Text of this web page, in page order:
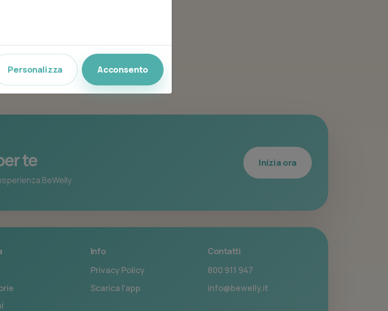
te
BeWelly.
Inizia ora
Info
Privacy Policy
Scarica l'app
Contatti
800 911 947
info@bewelly.it
Personalizza Acconsento